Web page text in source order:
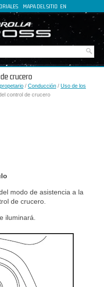
MAPA DEL SITIO EN
crucero
/ Conducción / Uso de los
control de crucero
modo de asistencia a la
de crucero.
iluminará.